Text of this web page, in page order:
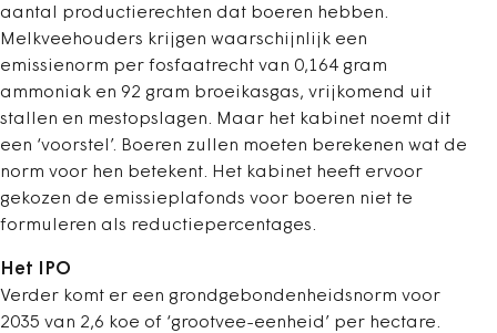
aantal productierechten dat boeren hebben.
Melkveehouders krijgen waarschijnlijk een
emissienorm per fosfaatrecht van 0,164 gram
ammoniak en 92 gram broeikasgas, vrijkomend uit
stallen en mestopslagen. Maar het kabinet noemt dit
een ‘voorstel’. Boeren zullen moeten berekenen wat de
norm voor hen betekent. Het kabinet heeft ervoor
gekozen de emissieplafonds voor boeren niet te
formuleren als reductiepercentages.
Het IPO
Verder komt er een grondgebondenheidsnorm voor
2035 van 2,6 koe of ‘grootvee-eenheid’ per hectare.